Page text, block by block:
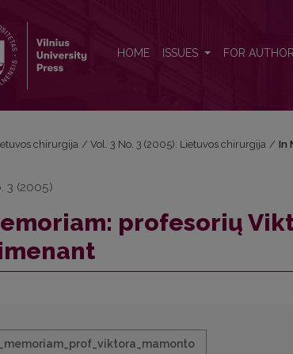
HOME ISSUES FOR
chirurgija / Vol. 3 No. 3 (2005): Lietuvos chirurgija / In
3 (2005)
profesorių